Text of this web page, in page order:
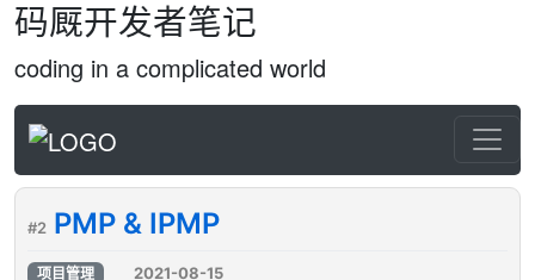
码厩开发者笔记
coding in a complicated world
#2 PMP & IPMP
项目管理 2021-08-15